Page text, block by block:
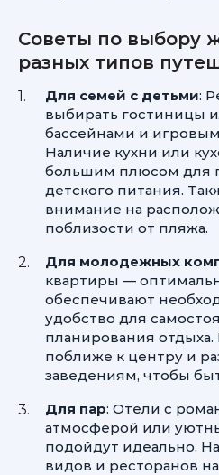
Советы по выбору
разных типов
Для семей с детьми:
выбирать гостиницы
бассейнами и
Наличие кухни или
большим плюсом для
детского питания.
внимание на
поблизости от пляжа.
Для молодежных
квартиры —
обеспечивают
удобство для
планирования
поближе к центру и
заведениям, чтобы
Для пар: Отели с
атмосферой или
подойдут идеально.
видов и ресторанов